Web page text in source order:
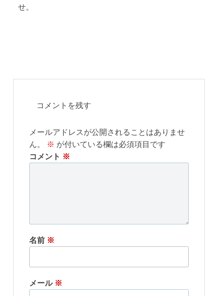
せ。
コメントを残す
メールアドレスが公開されることはありませ
ん。
※ が付いている欄は必須項目です
コメント ※
名前 ※
メール ※